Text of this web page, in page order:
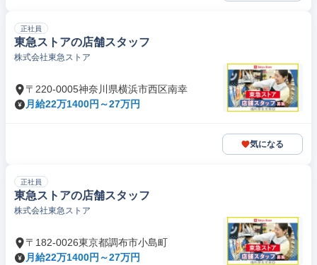
正社員
東急ストアの店舗スタッフ
株式会社東急ストア
〒220-0005神奈川県横浜市西区南幸
月給22万1400円～27万円
気になる
正社員
東急ストアの店舗スタッフ
株式会社東急ストア
〒182-0026東京都調布市小島町
月給22万1400円～27万円